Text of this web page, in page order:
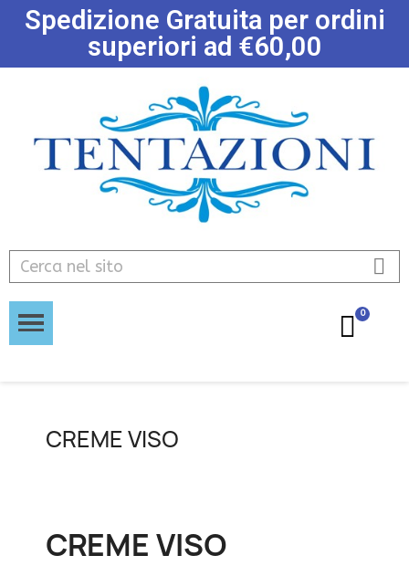
Spedizione Gratuita per ordini
superiori ad €60,00
CREME VISO
CREME VISO